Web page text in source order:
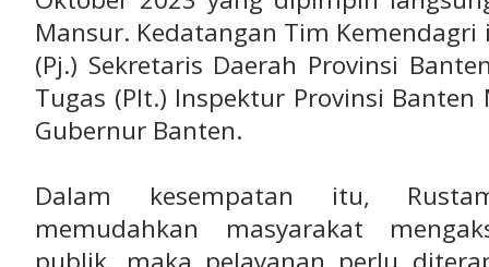
Mansur. Kedatangan Tim
(Pj.) Sekretaris Daerah Provinsi
Tugas (Plt.) Inspektur Provinsi
Gubernur Banten.
Dalam kesempatan itu,
memudahkan masyarakat